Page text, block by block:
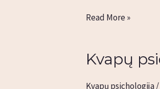
atskirti?
Read More »
Kvapų
Kvapų psichologija/
Kvapų
psichologija
kasdienybėje: